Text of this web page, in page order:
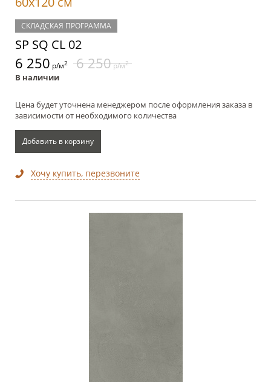
СКЛАДСКАЯ ПРОГРАММА
SP SQ CL 02
6 250 р/м2 6 250р/м2
В наличии
Цена будет уточнена менеджером после оформления заказа в
зависимости от необходимого количества
Добавить в корзину
Хочу купить, перезвоните